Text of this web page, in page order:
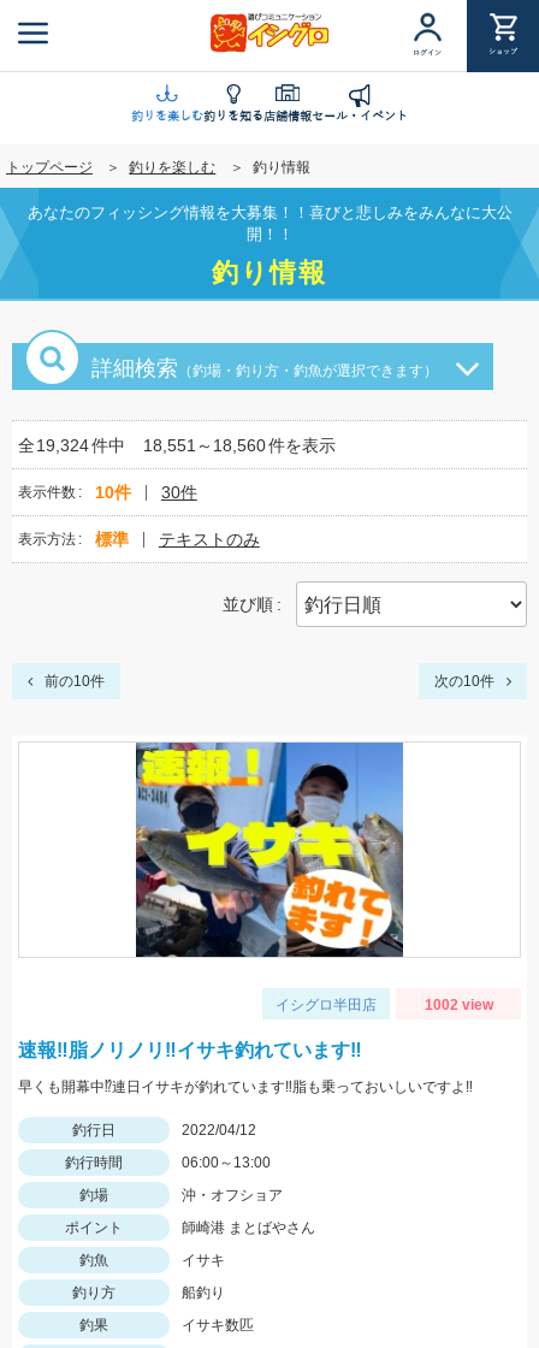
ン
に
移
動
ログイン ショップ
釣りを楽しむ釣りを知る店舗情報セール・イベント
トップページ 釣りを楽しむ 釣り情報
あなたのフィッシング情報を大募集！！喜びと悲しみをみんなに大公
開！！
釣り情報
詳細検索 （釣場・釣り方・釣魚が選択できます）
全19,324件中 18,551～18,560件を表示
表示件数 10件 30件
表示方法 標準 テキストのみ
並び順
前の10件 次の10件
イシグロ半田店 1002 view
速報‼脂ノリノリ‼イサキ釣れています‼
早くも開幕中⁉連日イサキが釣れています‼脂も乗っておいしいですよ‼
釣行日
2022/04/12
釣行時間
06:00～13:00
釣場
沖・オフショア
ポイント
師崎港 まとばやさん
釣魚
イサキ
釣り方
船釣り
釣果
イサキ数匹